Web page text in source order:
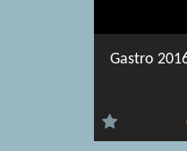
Gastro